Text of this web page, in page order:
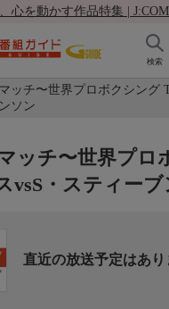
心を動かす作品特集 |
検索
ッチ〜世界プロボクシング
ソン
ッチ〜世界プロ
vsS・スティーブ
直近の放送予定はあり